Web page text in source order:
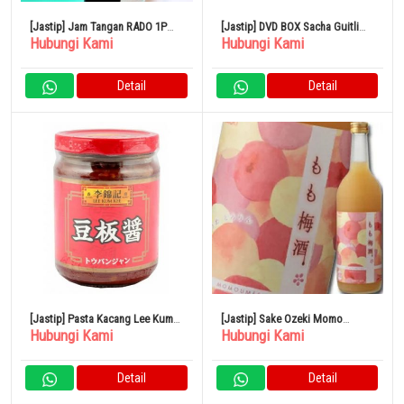
[Jastip] Jam Tangan RADO 1P
Diamond Round Gold 583
Hubungi Kami
Detail
[Jastip] DVD BOX Sacha Guitli
Masterpiece Selection
Hubungi Kami
Detail
[Jastip] Pasta Kacang Lee Kum
Kee 226g
Hubungi Kami
Detail
[Jastip] Sake Ozeki Momo
Umeshu 720ml
Hubungi Kami
Detail